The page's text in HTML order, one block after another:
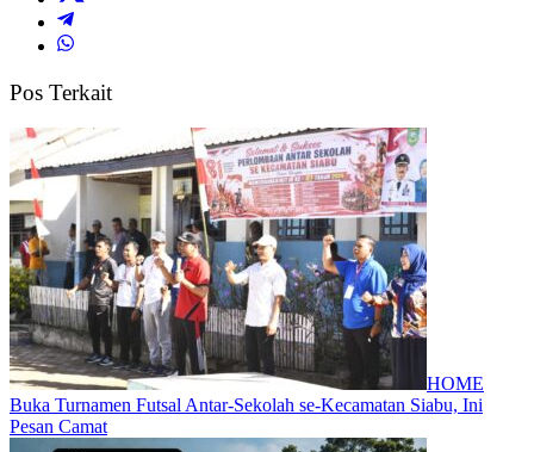
Pos Terkait
HOME
Buka Turnamen Futsal Antar-Sekolah se-Kecamatan Siabu, Ini
Pesan Camat